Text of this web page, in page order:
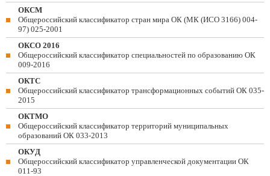
ОКСМ
Общероссийский классификатор стран мира ОК (МК (ИСО 3166) 004-
97) 025-2001
ОКСО 2016
Общероссийский классификатор специальностей по образованию ОК
009-2016
ОКТС
Общероссийский классификатор трансформационных событий ОК 035-
2015
ОКТМО
Общероссийский классификатор территорий муниципальных
образований ОК 033-2013
ОКУД
Общероссийский классификатор управленческой документации ОК
011-93